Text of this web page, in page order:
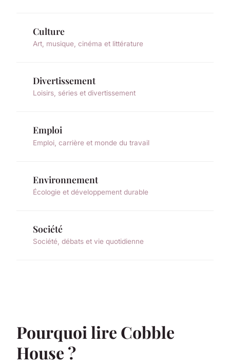
Culture
Art, musique, cinéma et littérature
Divertissement
Loisirs, séries et divertissement
Emploi
Emploi, carrière et monde du travail
Environnement
Écologie et développement durable
Société
Société, débats et vie quotidienne
Pourquoi lire Cobble
House ?